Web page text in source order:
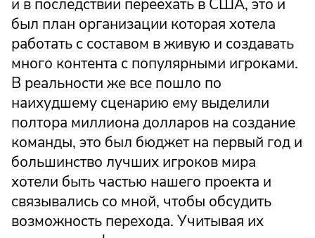
и в последствии переехать в США, это и
был план организации которая хотела
работать с составом в живую и создавать
много контента с популярными игроками.
В реальности же все пошло по
наихудшему сценарию ему выделили
полтора миллиона долларов на создание
команды, это был бюджет на первый год и
большинство лучших игроков мира
хотели быть частью нашего проекта и
связывались со мной, чтобы обсудить
возможность перехода. Учитывая их